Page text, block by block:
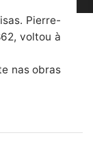
Pierre-
voltou à
nas obras